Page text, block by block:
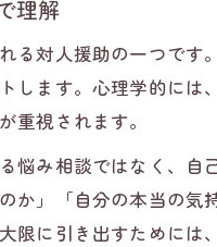
主要カウンセリング
カウンセリング技
カウンセリング技
カウンセリング
カウンセリング
理解
る対人援助の一つで
します。心理学的に
重視されます。
悩み相談ではなく、
か」「自分の本当の
限に引き出すためには